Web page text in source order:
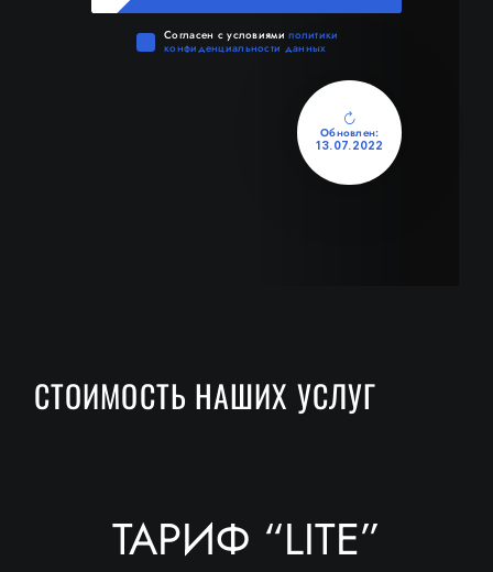
Cогласен с условиямиполитики
конфиденциальности данных
Обновлен:
13.07.2022
СТОИМОСТЬ НАШИХ УСЛУГ
ТАРИФ “LITE”